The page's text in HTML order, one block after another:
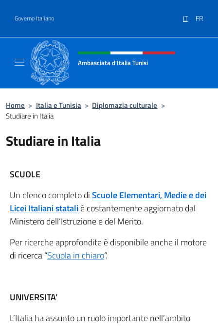
Governo Italiano IT FR
Intestazione sito, social e menù
Ambasciata d'Italia Tunisi
Home > Italia e Tunisia > Diplomazia culturale >
Studiare in Italia
Studiare in Italia
SCUOLE
Un elenco completo diScuole Elementari, Medie e dei
Licei Italiani stataliè costantemente aggiornato dal
Ministero dell’Istruzione e del Merito.
Per ricerche approfondite è disponibile anche il motore
di ricerca “Scuola in chiaro“.
UNIVERSITA’
L’Italia ha assunto un ruolo importante nell’ambito